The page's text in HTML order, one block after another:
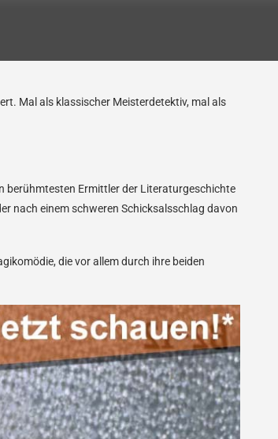
Mal als klassischer Meisterdetektiv, mal als
berühmtesten Ermittler der Literaturgeschichte
nach einem schweren Schicksalsschlag davon
die vor allem durch ihre beiden